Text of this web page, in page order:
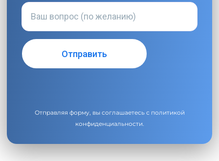
Отправляя форму, вы соглашаетесь с политикой
конфиденциальности.